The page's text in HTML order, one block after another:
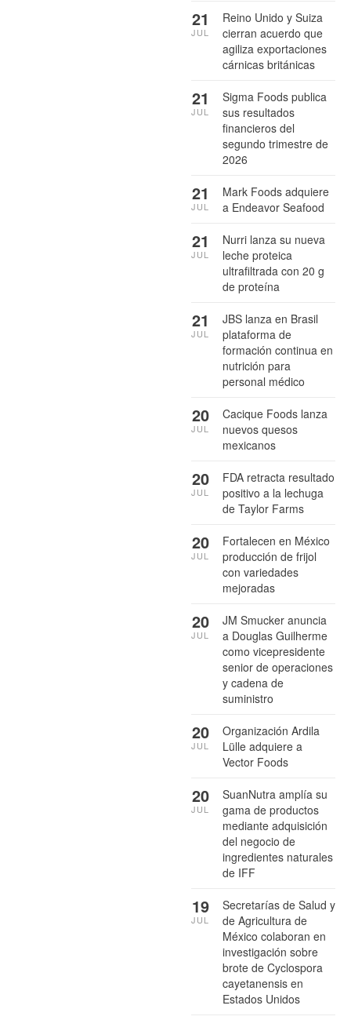
Reino Unido y Suiza
cierran acuerdo que
agiliza exportaciones
cárnicas británicas
21
JUL
Sigma Foods publica
sus resultados
financieros del
segundo trimestre de
2026
21
JUL
Mark Foods adquiere
a Endeavor Seafood
21
JUL
Nurri lanza su nueva
leche proteica
ultrafiltrada con 20 g
de proteína
21
JUL
JBS lanza en Brasil
plataforma de
formación continua en
nutrición para
personal médico
21
JUL
Cacique Foods lanza
nuevos quesos
mexicanos
20
JUL
FDA retracta resultado
positivo a la lechuga
de Taylor Farms
20
JUL
Fortalecen en México
producción de frijol
con variedades
mejoradas
20
JUL
JM Smucker anuncia
a Douglas Guilherme
como vicepresidente
senior de operaciones
y cadena de
suministro
20
JUL
Organización Ardila
Lülle adquiere a
Vector Foods
20
JUL
SuanNutra amplía su
gama de productos
mediante adquisición
del negocio de
ingredientes naturales
de IFF
20
JUL
Secretarías de Salud y
de Agricultura de
México colaboran en
investigación sobre
brote de Cyclospora
cayetanensis en
Estados Unidos
19
JUL